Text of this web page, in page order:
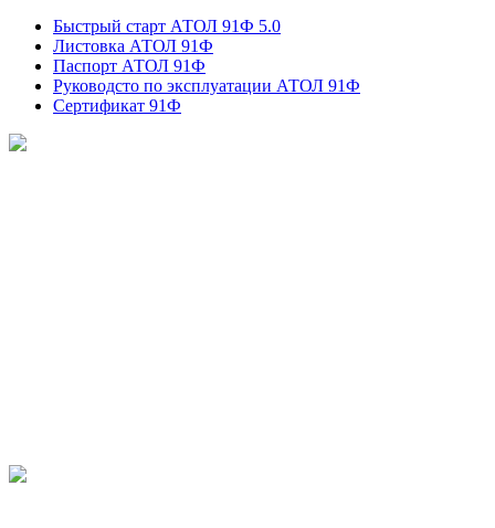
Быстрый старт АТОЛ 91Ф 5.0
Листовка АТОЛ 91Ф
Паспорт АТОЛ 91Ф
Руководсто по эксплуатации АТОЛ 91Ф
Сертификат 91Ф